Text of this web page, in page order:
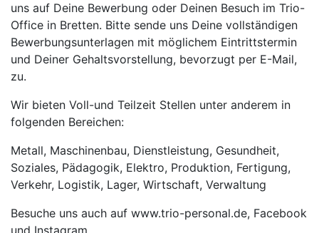
uns auf Deine Bewerbung oder Deinen Besuch im Trio-
Office in Bretten. Bitte sende uns Deine vollständigen
Bewerbungsunterlagen mit möglichem Eintrittstermin
und Deiner Gehaltsvorstellung, bevorzugt per E-Mail,
zu.
Wir bieten Voll-und Teilzeit Stellen unter anderem in
folgenden Bereichen:
Metall, Maschinenbau, Dienstleistung, Gesundheit,
Soziales, Pädagogik, Elektro, Produktion, Fertigung,
Verkehr, Logistik, Lager, Wirtschaft, Verwaltung
Besuche uns auch auf www.trio-personal.de, Facebook
und Instagram